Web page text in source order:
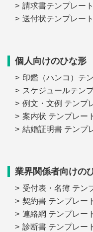
請求書テンプレー
送付状テンプレー
個人向けのひな形
印鑑（ハンコ）テ
スケジュールテン
例文・文例 テンプ
案内状 テンプレー
結婚証明書 テンプ
業界関係者向けの
受付表・名簿 テン
契約書 テンプレー
連絡網 テンプレー
診断書 テンプレー